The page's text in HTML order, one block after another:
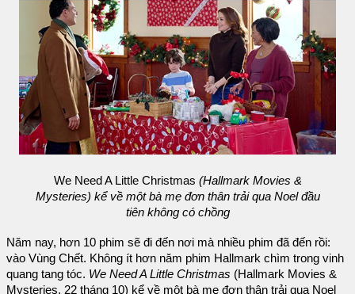
We Need A Little Christmas (Hallmark Movies &
Mysteries) kể về một bà mẹ đơn thân trải qua Noel đầu
tiên không có chồng
Năm nay, hơn 10 phim sẽ đi đến nơi mà nhiều phim đã đến rồi:
vào Vùng Chết. Không ít hơn năm phim Hallmark chìm trong vinh
quang tang tóc. We Need A Little Christmas (Hallmark Movies &
Mysteries, 22 tháng 10) kể về một bà mẹ đơn thân trải qua Noel